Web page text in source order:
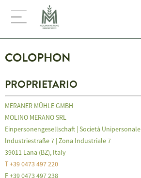
COLOPHON
PROPRIETARIO
MERANER MÜHLE GMBH
MOLINO MERANO SRL
Einpersonengesellschaft | Società Unipersonale
Industriestraße 7 | Zona Industriale 7
39011 Lana (BZ), Italy
T +39 0473 497 220
F +39 0473 497 238